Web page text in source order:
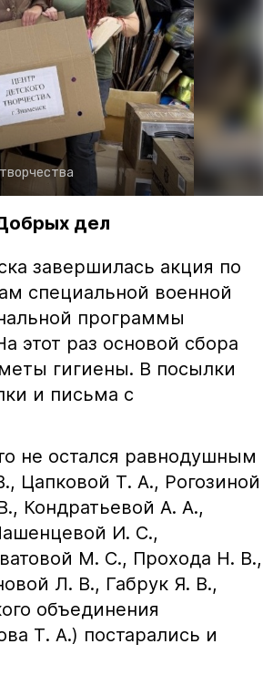
дел
завершилась акция по
специальной военной
программы
раз основой сбора
гигиены. В посылки
и письма с
не остался равнодушным
Цапковой Т. А., Рогозиной
Кондратьевой А. А.,
И. С.,
М. С., Прохода Н. В.,
Л. В., Габрук Я. В.,
объединения
Т. А.) постарались и